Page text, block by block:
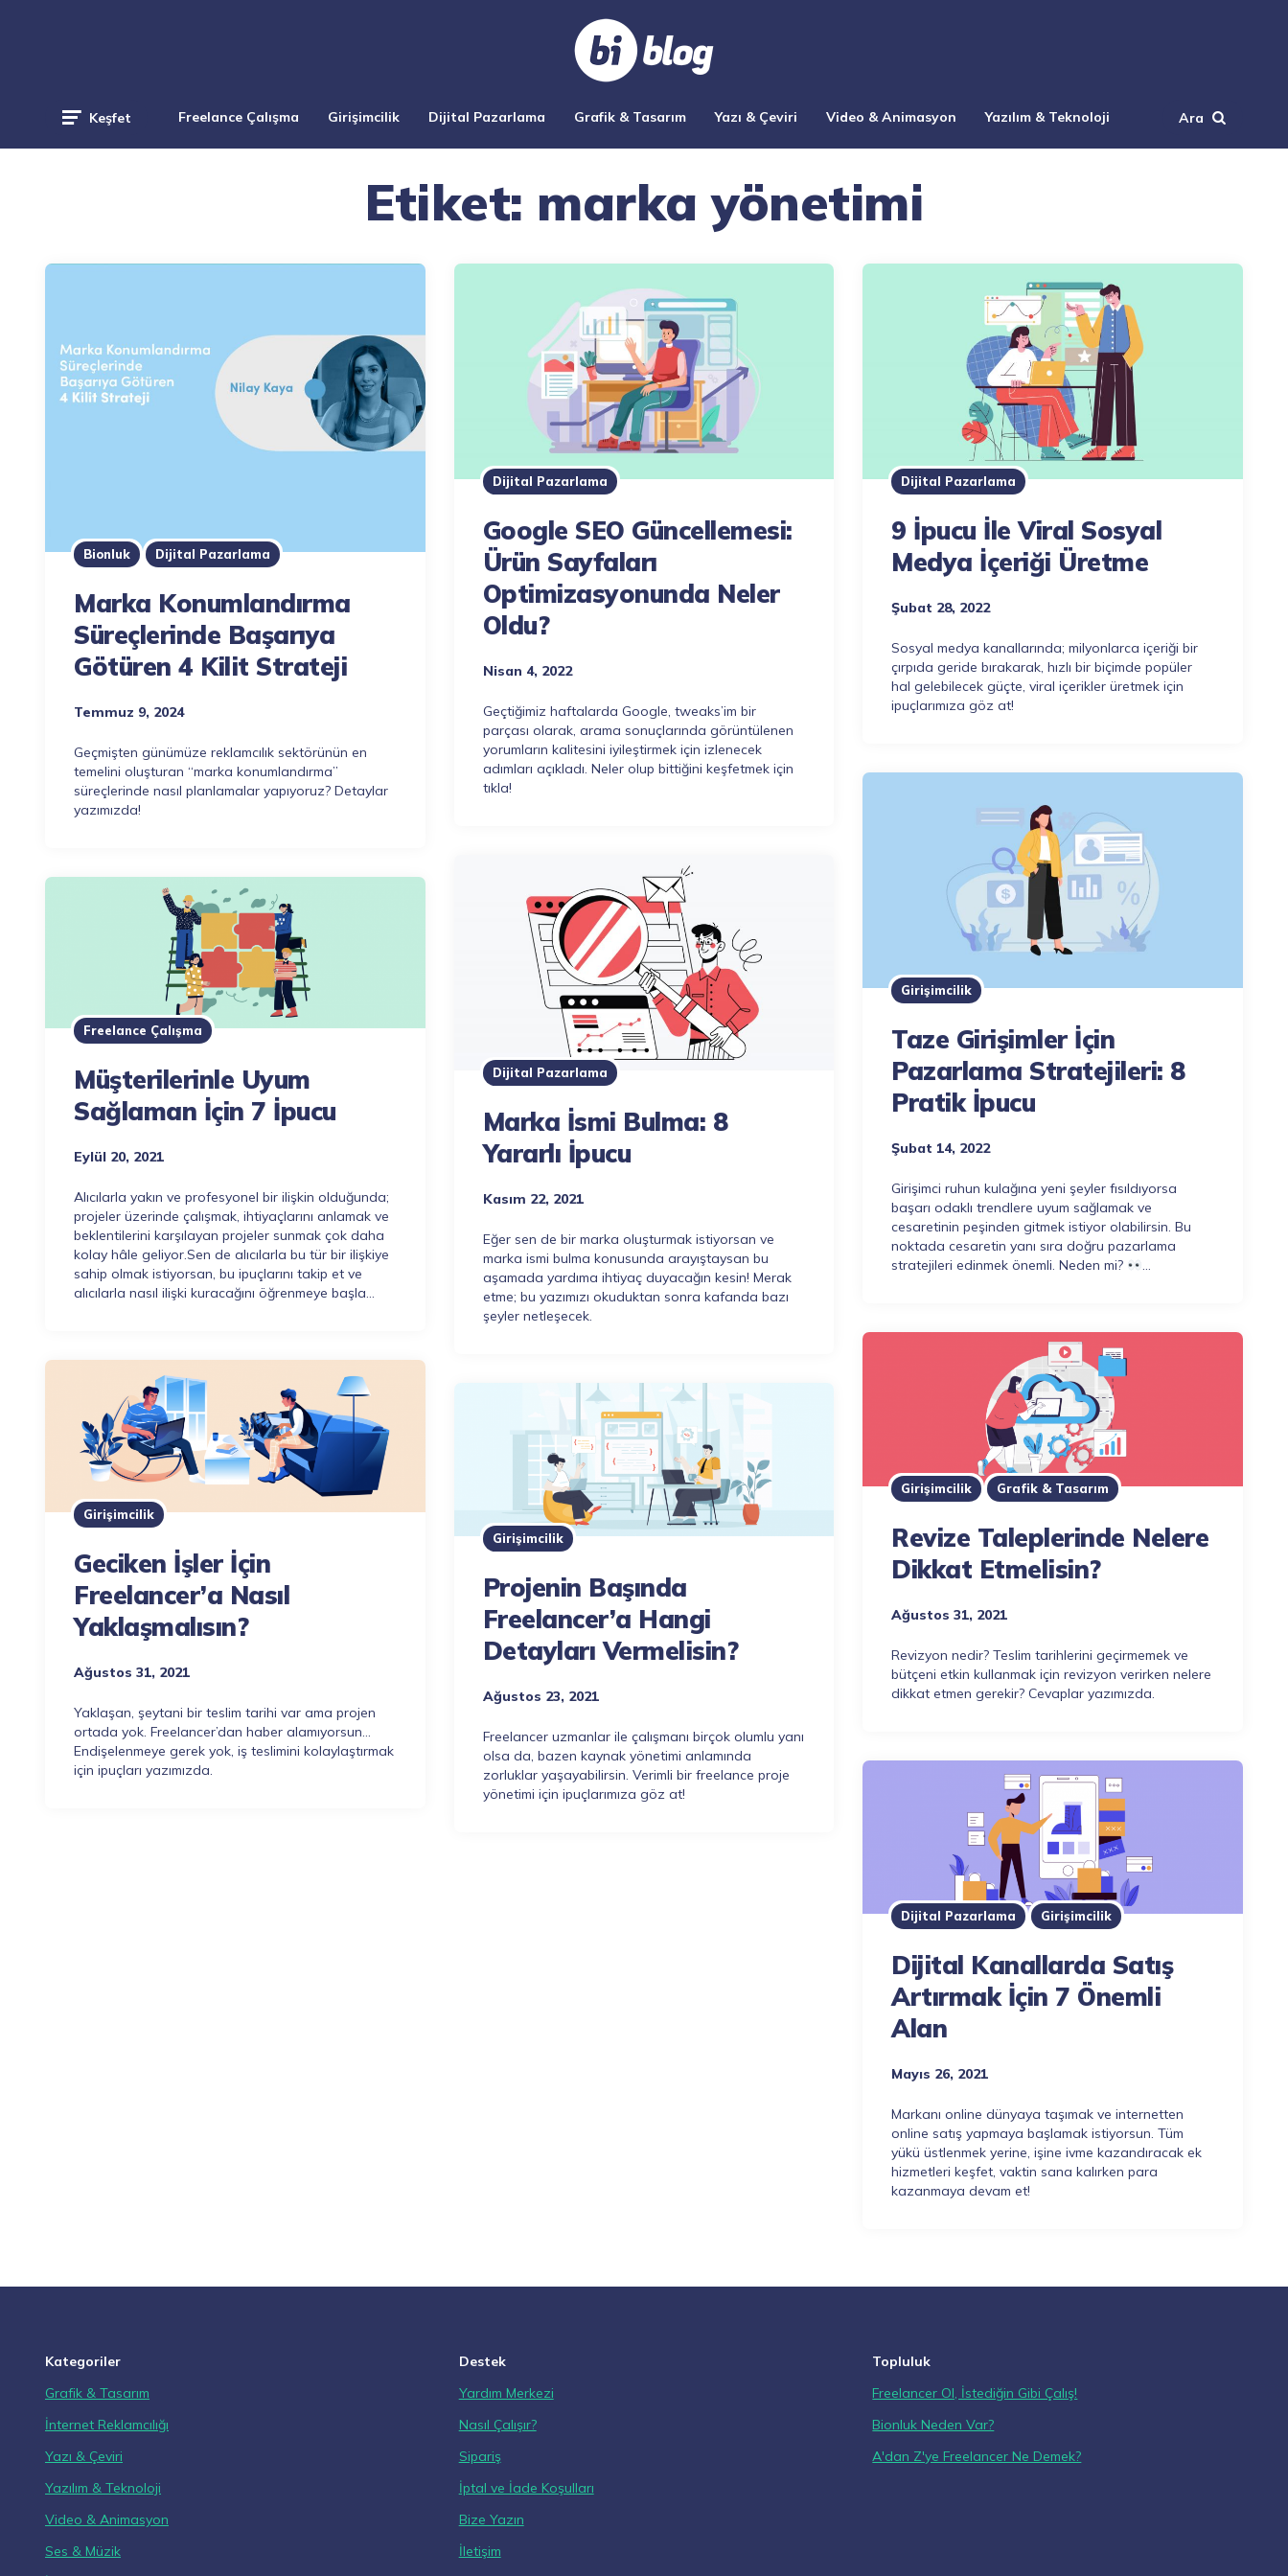
Keşfet Freelance Çalışma Girişimcilik Dijital Pazarlama Grafik & Tasarım Yazı & Çeviri Video & Animasyon Yazılım & Teknoloji Ara
Etiket: marka yönetimi
Bionluk Dijital Pazarlama
Marka Konumlandırma
Süreçlerinde Başarıya
Götüren 4 Kilit Strateji
Temmuz 9, 2024
Geçmişten günümüze reklamcılık sektörünün en
temelini oluşturan “marka konumlandırma”
süreçlerinde nasıl planlamalar yapıyoruz? Detaylar
yazımızda!
Dijital Pazarlama
Google SEO Güncellemesi:
Ürün Sayfaları
Optimizasyonunda Neler
Oldu?
Nisan 4, 2022
Geçtiğimiz haftalarda Google, tweaks’im bir
parçası olarak, arama sonuçlarında görüntülenen
yorumların kalitesini iyileştirmek için izlenecek
adımları açıkladı. Neler olup bittiğini keşfetmek için
tıkla!
Dijital Pazarlama
9 İpucu İle Viral Sosyal
Medya İçeriği Üretme
Şubat 28, 2022
Sosyal medya kanallarında; milyonlarca içeriği bir
çırpıda geride bırakarak, hızlı bir biçimde popüler
hal gelebilecek güçte, viral içerikler üretmek için
ipuçlarımıza göz at!
Girişimcilik
Taze Girişimler İçin
Pazarlama Stratejileri: 8
Pratik İpucu
Şubat 14, 2022
Girişimci ruhun kulağına yeni şeyler fısıldıyorsa
başarı odaklı trendlere uyum sağlamak ve
cesaretinin peşinden gitmek istiyor olabilirsin. Bu
noktada cesaretin yanı sıra doğru pazarlama
stratejileri edinmek önemli. Neden mi?
…
Dijital Pazarlama
Marka İsmi Bulma: 8
Yararlı İpucu
Kasım 22, 2021
Eğer sen de bir marka oluşturmak istiyorsan ve
marka ismi bulma konusunda arayıştaysan bu
aşamada yardıma ihtiyaç duyacağın kesin! Merak
etme; bu yazımızı okuduktan sonra kafanda bazı
şeyler netleşecek.
Freelance Çalışma
Müşterilerinle Uyum
Sağlaman İçin 7 İpucu
Eylül 20, 2021
Alıcılarla yakın ve profesyonel bir ilişkin olduğunda;
projeler üzerinde çalışmak, ihtiyaçlarını anlamak ve
beklentilerini karşılayan projeler sunmak çok daha
kolay hâle geliyor.Sen de alıcılarla bu tür bir ilişkiye
sahip olmak istiyorsan, bu ipuçlarını takip et ve
alıcılarla nasıl ilişki kuracağını öğrenmeye başla…
Girişimcilik Grafik & Tasarım
Revize Taleplerinde Nelere
Dikkat Etmelisin?
Ağustos 31, 2021
Revizyon nedir? Teslim tarihlerini geçirmemek ve
bütçeni etkin kullanmak için revizyon verirken nelere
dikkat etmen gerekir? Cevaplar yazımızda.
Girişimcilik
Geciken İşler İçin
Freelancer’a Nasıl
Yaklaşmalısın?
Ağustos 31, 2021
Yaklaşan, şeytani bir teslim tarihi var ama projen
ortada yok. Freelancer’dan haber alamıyorsun…
Endişelenmeye gerek yok, iş teslimini kolaylaştırmak
için ipuçları yazımızda.
Girişimcilik
Projenin Başında
Freelancer’a Hangi
Detayları Vermelisin?
Ağustos 23, 2021
Freelancer uzmanlar ile çalışmanı birçok olumlu yanı
olsa da, bazen kaynak yönetimi anlamında
zorluklar yaşayabilirsin. Verimli bir freelance proje
yönetimi için ipuçlarımıza göz at!
Dijital Pazarlama Girişimcilik
Dijital Kanallarda Satış
Artırmak İçin 7 Önemli
Alan
Mayıs 26, 2021
Markanı online dünyaya taşımak ve internetten
online satış yapmaya başlamak istiyorsun. Tüm
yükü üstlenmek yerine, işine ivme kazandıracak ek
hizmetleri keşfet, vaktin sana kalırken para
kazanmaya devam et!
Kategoriler
Grafik & Tasarım
İnternet Reklamcılığı
Yazı & Çeviri
Yazılım & Teknoloji
Video & Animasyon
Ses & Müzik
Destek
Yardım Merkezi
Nasıl Çalışır?
Sipariş
İptal ve İade Koşulları
Bize Yazın
İletişim
Topluluk
Freelancer Ol, İstediğin Gibi Çalış!
Bionluk Neden Var?
A'dan Z'ye Freelancer Ne Demek?